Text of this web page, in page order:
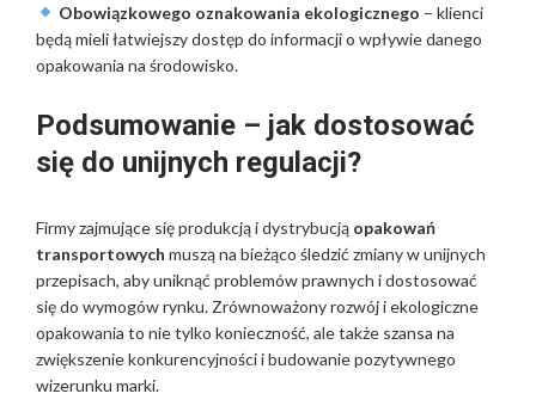
Obowiązkowego oznakowania ekologicznego – klienci
będą mieli łatwiejszy dostęp do informacji o wpływie danego
opakowania na środowisko.
Podsumowanie – jak dostosować
się do unijnych regulacji?
Firmy zajmujące się produkcją i dystrybucją opakowań
transportowych muszą na bieżąco śledzić zmiany w unijnych
przepisach, aby uniknąć problemów prawnych i dostosować
się do wymogów rynku. Zrównoważony rozwój i ekologiczne
opakowania to nie tylko konieczność, ale także szansa na
zwiększenie konkurencyjności i budowanie pozytywnego
wizerunku marki.